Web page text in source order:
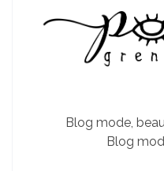
Blog mode,
Blog